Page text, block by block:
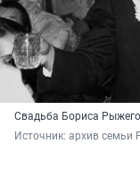
Cвадьба Бориса
Источник: архив семьи